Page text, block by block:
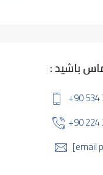
باشید :
+90
+90
[email